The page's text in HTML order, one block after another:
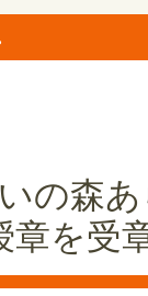
の森あ
章を受